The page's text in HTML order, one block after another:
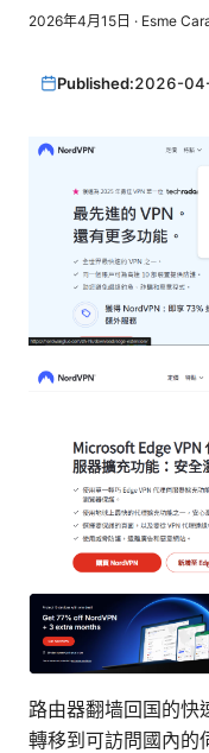
2026年4月15日 · Esme
Published:2026-
路由器翻墙回国的快
轉移到可訪問國內的